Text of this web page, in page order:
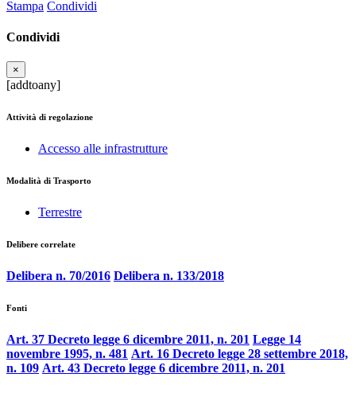
Stampa Condividi
Condividi
×
[addtoany]
Attività di regolazione
Accesso alle infrastrutture
Modalità di Trasporto
Terrestre
Delibere correlate
Delibera n. 70/2016 Delibera n. 133/2018
Fonti
Art. 37 Decreto legge 6 dicembre 2011, n. 201 Legge 14
novembre 1995, n. 481 Art. 16 Decreto legge 28 settembre 2018,
n. 109 Art. 43 Decreto legge 6 dicembre 2011, n. 201